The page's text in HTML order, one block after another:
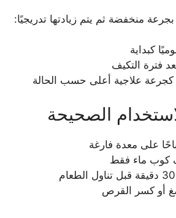
بجرعة منخفضة ثم يتم زيادتها تدريجيًا:
الصحيحة
على معدة فارغة
كوب ماء فقط
أو كسر القرص